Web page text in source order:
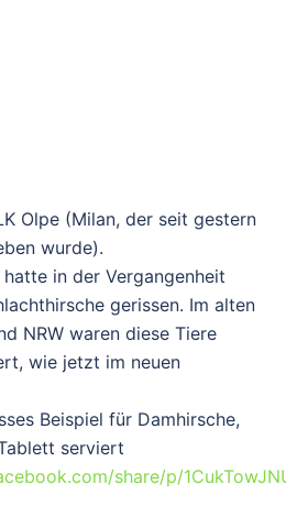
Olpe (Milan, der seit gestern
wurde).
in der Vergangenheit
gerissen. Im alten
NRW waren diese Tiere
wie jetzt im neuen
Beispiel für Damhirsche,
serviert
share/p/